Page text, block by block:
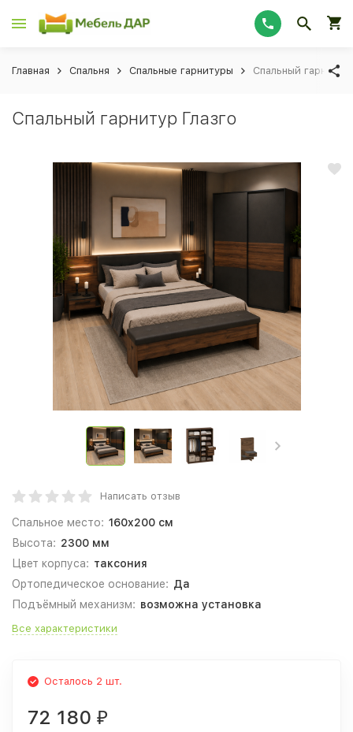
Главная Спальня Спальные гарнитуры Спальный гарнитур
Спальный гарнитур Глазго
Написать отзыв
Спальное место: 160x200 см
Высота: 2300 мм
Цвет корпуса: таксония
Ортопедическое основание: Да
Подъёмный механизм: возможна установка
Все характеристики
Осталось 2 шт.
72 180 ₽